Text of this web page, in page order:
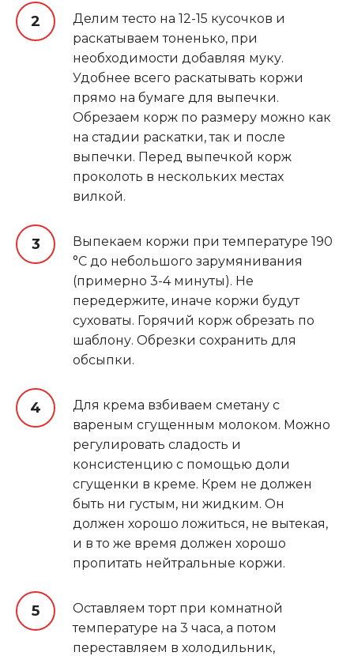
Делим тесто на 12-15 кусочков и
раскатываем тоненько, при
необходимости добавляя муку.
Удобнее всего раскатывать коржи
прямо на бумаге для выпечки.
Обрезаем корж по размеру можно как
на стадии раскатки, так и после
выпечки. Перед выпечкой корж
проколоть в нескольких местах
вилкой.
Выпекаем коржи при температуре 190
°C до небольшого зарумянивания
(примерно 3-4 минуты). Не
передержите, иначе коржи будут
суховаты. Горячий корж обрезать по
шаблону. Обрезки сохранить для
обсыпки.
Для крема взбиваем сметану с
вареным сгущенным молоком. Можно
регулировать сладость и
консистенцию с помощью доли
сгущенки в креме. Крем не должен
быть ни густым, ни жидким. Он
должен хорошо ложиться, не вытекая,
и в то же время должен хорошо
пропитать нейтральные коржи.
Оставляем торт при комнатной
температуре на 3 часа, а потом
переставляем в холодильник,